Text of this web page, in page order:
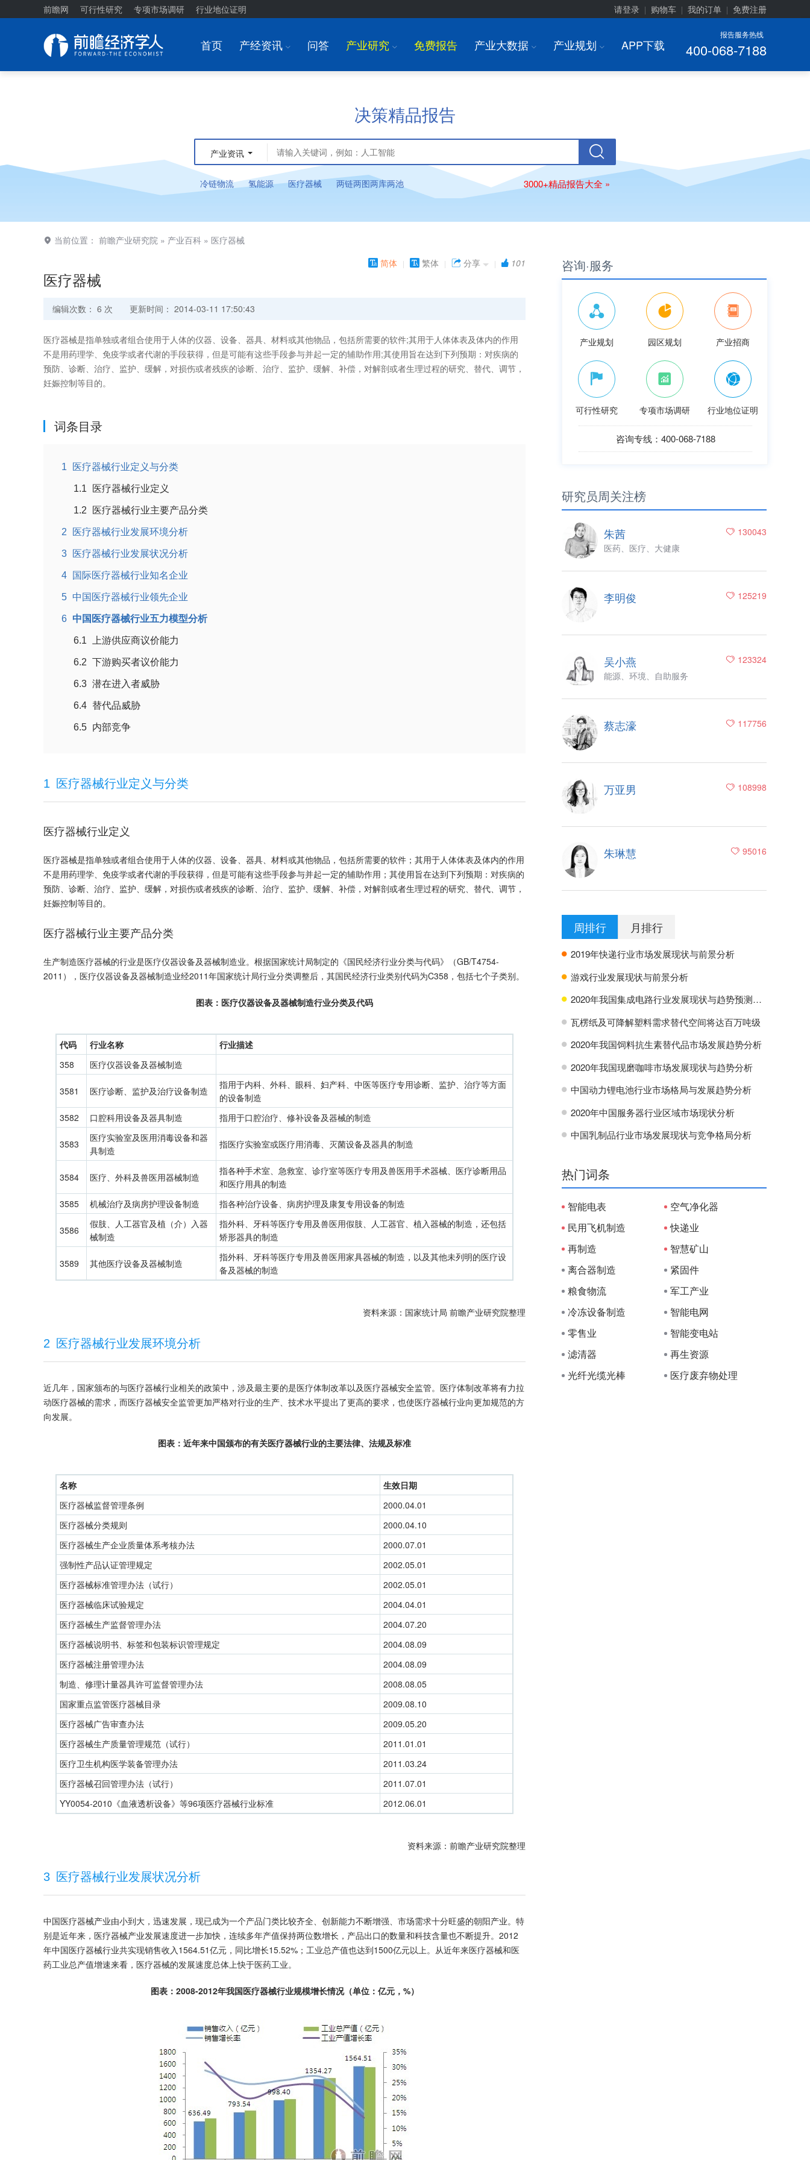
前瞻网 可行性研究 专项市场调研 行业地位证明 请登录 购物车 我的订单 免费注册
报告服务热线
400-068-7188
首页 产经资讯 I 问答 产业研究 I 免费报告 产业大数据 I 产业规划 I APP下载
决策精品报告
产业资讯
冷链物流 氢能源 医疗器械 两链两图两库两池 3000+精品报告大全 »
当前位置： 前瞻产业研究院 » 产业百科 » 医疗器械
医疗器械
简体 | 繁体 | 分享 | e 101
编辑次数： 6 次 更新时间： 2014-03-11 17:50:43
医疗器械是指单独或者组合使用于人体的仪器、设备、器具、材料或其他物品，包括所需要的软件;其用于人体体表及体内的作用
不是用药理学、免疫学或者代谢的手段获得，但是可能有这些手段参与并起一定的辅助作用;其使用旨在达到下列预期：对疾病的
预防、诊断、治疗、监护、缓解，对损伤或者残疾的诊断、治疗、监护、缓解、补偿，对解剖或者生理过程的研究、替代、调节，
妊娠控制等目的。
词条目录
1 医疗器械行业定义与分类
1.1 医疗器械行业定义
1.2 医疗器械行业主要产品分类
2 医疗器械行业发展环境分析
3 医疗器械行业发展状况分析
4 国际医疗器械行业知名企业
5 中国医疗器械行业领先企业
6 中国医疗器械行业五力模型分析
6.1 上游供应商议价能力
6.2 下游购买者议价能力
6.3 潜在进入者威胁
6.4 替代品威胁
6.5 内部竞争
1 医疗器械行业定义与分类
医疗器械行业定义
医疗器械是指单独或者组合使用于人体的仪器、设备、器具、材料或其他物品，包括所需要的软件；其用于人体体表及体内的作用
不是用药理学、免疫学或者代谢的手段获得，但是可能有这些手段参与并起一定的辅助作用；其使用旨在达到下列预期：对疾病的
预防、诊断、治疗、监护、缓解，对损伤或者残疾的诊断、治疗、监护、缓解、补偿，对解剖或者生理过程的研究、替代、调节，
妊娠控制等目的。
医疗器械行业主要产品分类
生产制造医疗器械的行业是医疗仪器设备及器械制造业。根据国家统计局制定的《国民经济行业分类与代码》（GB/T4754-
2011），医疗仪器设备及器械制造业经2011年国家统计局行业分类调整后，其国民经济行业类别代码为C358，包括七个子类别。
图表：医疗仪器设备及器械制造行业分类及代码
代码 行业名称
行业描述
358
医疗仪器设备及器械制造
3581 医疗诊断、监护及治疗设备制造
指用于内科、外科、眼科、妇产科、中医等医疗专用诊断、监护、治疗等方面
的设备制造
3582
口腔科用设备及器具制造 指用于口腔治疗、修补设备及器械的制造
3583
医疗实验室及医用消毒设备和器
具制造
指医疗实验室或医疗用消毒、灭菌设备及器具的制造
3584 医疗、外科及兽医用器械制造
指各种手术室、急救室、诊疗室等医疗专用及兽医用手术器械、医疗诊断用品
和医疗用具的制造
3585
机械治疗及病房护理设备制造 指各种治疗设备、病房护理及康复专用设备的制造
3586
假肢、人工器官及植（介）入器
械制造
指外科、牙科等医疗专用及兽医用假肢、人工器官、植入器械的制造，还包括
矫形器具的制造
3589 其他医疗设备及器械制造
指外科、牙科等医疗专用及兽医用家具器械的制造，以及其他未列明的医疗设
备及器械的制造
资料来源：国家统计局 前瞻产业研究院整理
2 医疗器械行业发展环境分析
近几年，国家颁布的与医疗器械行业相关的政策中，涉及最主要的是医疗体制改革以及医疗器械安全监管。医疗体制改革将有力拉
动医疗器械的需求，而医疗器械安全监管更加严格对行业的生产、技术水平提出了更高的要求，也使医疗器械行业向更加规范的方
向发展。
图表：近年来中国颁布的有关医疗器械行业的主要法律、法规及标准
名称
生效日期
医疗器械监督管理条例
2000.04.01
医疗器械分类规则
2000.04.10
医疗器械生产企业质量体系考核办法
2000.07.01
强制性产品认证管理规定
2002.05.01
医疗器械标准管理办法（试行）
2002.05.01
医疗器械临床试验规定
2004.04.01
医疗器械生产监督管理办法
2004.07.20
医疗器械说明书、标签和包装标识管理规定
2004.08.09
医疗器械注册管理办法
2004.08.09
制造、修理计量器具许可监督管理办法
2008.08.05
国家重点监管医疗器械目录
2009.08.10
医疗器械广告审查办法
2009.05.20
医疗器械生产质量管理规范（试行）
2011.01.01
医疗卫生机构医学装备管理办法
2011.03.24
医疗器械召回管理办法（试行）
2011.07.01
YY0054-2010《血液透析设备》等96项医疗器械行业标准
2012.06.01
资料来源：前瞻产业研究院整理
3 医疗器械行业发展状况分析
中国医疗器械产业由小到大，迅速发展，现已成为一个产品门类比较齐全、创新能力不断增强、市场需求十分旺盛的朝阳产业。特
别是近年来，医疗器械产业发展速度进一步加快，连续多年产值保持两位数增长，产品出口的数量和科技含量也不断提升。2012
年中国医疗器械行业共实现销售收入1564.51亿元，同比增长15.52%；工业总产值也达到1500亿元以上。从近年来医疗器械和医
药工业总产值增速来看，医疗器械的发展速度总体上快于医药工业。
图表：2008-2012年我国医疗器械行业规模增长情况（单位：亿元，%）
咨询·服务
产业规划 园区规划 产业招商
可行性研究 专项市场调研 行业地位证明
咨询专线：400-068-7188
研究员周关注榜
130043
朱茜
医药、医疗、大健康
125219
李明俊
123324
吴小燕
能源、环境、自助服务
117756
蔡志濠
108998
万亚男
95016
朱琳慧
周排行 月排行
H 2019年快递行业市场发展现状与前景分析
H 游戏行业发展现状与前景分析
H 2020年我国集成电路行业发展现状与趋势预测分析
H 瓦楞纸及可降解塑料需求替代空间将达百万吨级
H 2020年我国饲料抗生素替代品市场发展趋势分析
H 2020年我国现磨咖啡市场发展现状与趋势分析
H 中国动力锂电池行业市场格局与发展趋势分析
H 2020年中国服务器行业区域市场现状分析
H 中国乳制品行业市场发展现状与竞争格局分析
热门词条
智能电表
空气净化器
民用飞机制造
快递业
再制造
智慧矿山
离合器制造
紧固件
粮食物流
军工产业
冷冻设备制造
智能电网
零售业
智能变电站
滤清器
再生资源
光纤光缆光棒
医疗废弃物处理